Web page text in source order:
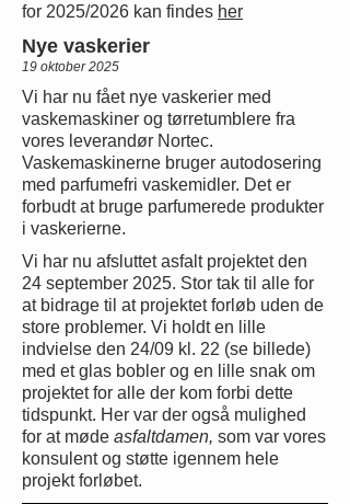
for 2025/2026 kan findes her
Nye vaskerier
19 oktober 2025
Vi har nu fået nye vaskerier med
vaskemaskiner og tørretumblere fra
vores leverandør Nortec.
Vaskemaskinerne bruger autodosering
med parfumefri vaskemidler. Det er
forbudt at bruge parfumerede produkter
i vaskerierne.
Vi har nu afsluttet asfalt projektet den
24 september 2025. Stor tak til alle for
at bidrage til at projektet forløb uden de
store problemer. Vi holdt en lille
indvielse den 24/09 kl. 22 (se billede)
med et glas bobler og en lille snak om
projektet for alle der kom forbi dette
tidspunkt. Her var der også mulighed
for at møde asfaltdamen, som var vores
konsulent og støtte igennem hele
projekt forløbet.